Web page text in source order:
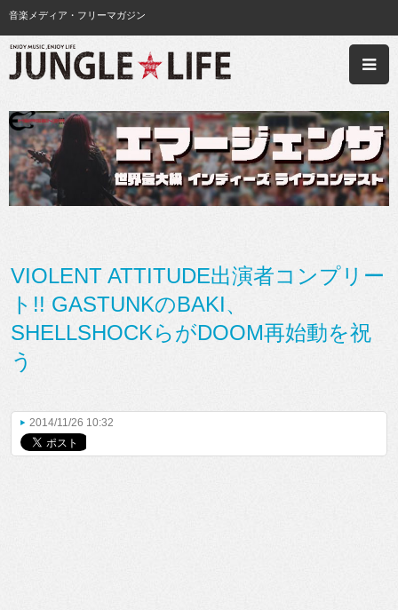
音楽メディア・フリーマガジン
VIOLENT ATTITUDE出演者コンプリー
ト!! GASTUNKのBAKI、
SHELLSHOCKらがDOOM再始動を祝
う
2014/11/26 10:32